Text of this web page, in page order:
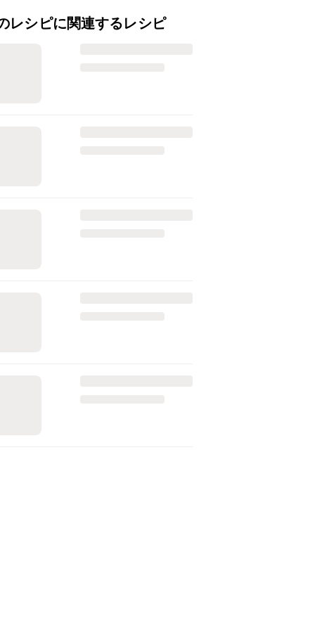
レシピに関連するレシピ